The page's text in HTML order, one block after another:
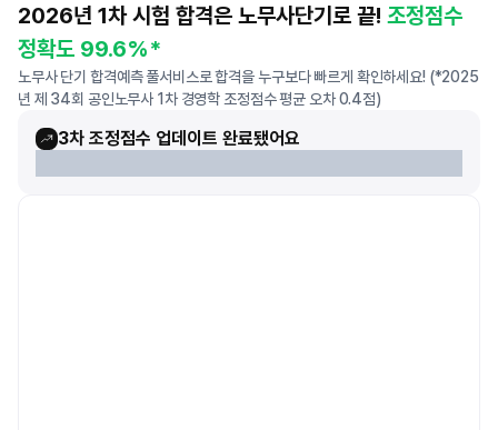
2026년 1차 시험 합격은 노무사단기로 끝! 조정점수
정확도 99.6%*
노무사 단기 합격예측 풀서비스로 합격을 누구보다 빠르게 확인하세요! (*2025
년 제 34회 공인노무사 1차 경영학 조정점수 평균 오차 0.4점)
3차 조정점수 업데이트 완료됐어요